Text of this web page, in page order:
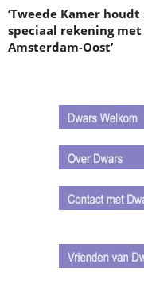
‘Tweede Kamer
speciaal rekening met
Amsterdam-Oost’